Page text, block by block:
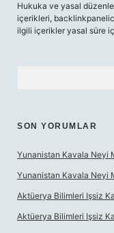
Hukuka ve yasal
içerikleri,
ilgili içerikler yasal süre
SON YORUMLAR
Yunanistan Kavala Neyi
Yunanistan Kavala Neyi
Aktüerya Bilimleri Işsiz
Aktüerya Bilimleri Işsiz